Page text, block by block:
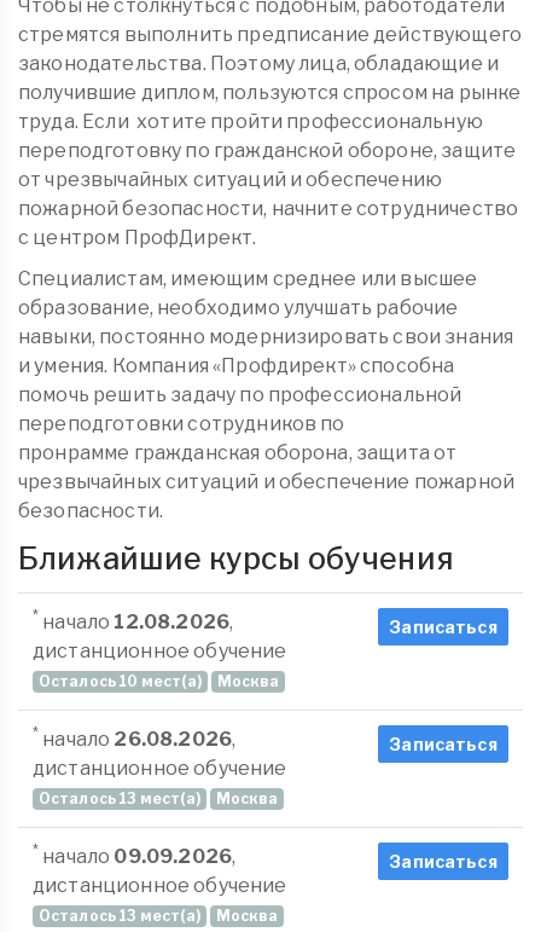
Чтобы не столкнуться с подобным, работодатели
стремятся выполнить предписание действующего
законодательства. Поэтому лица, обладающие и
получившие диплом, пользуются спросом на рынке
труда. Если хотите пройти профессиональную
переподготовку по гражданской обороне, защите
от чрезвычайных ситуаций и обеспечению
пожарной безопасности, начните сотрудничество
с центром ПрофДирект.
Специалистам, имеющим среднее или высшее
образование, необходимо улучшать рабочие
навыки, постоянно модернизировать свои знания
и умения. Компания «Профдирект» способна
помочь решить задачу по профессиональной
переподготовки сотрудников по
пронрамме гражданская оборона, защита от
чрезвычайных ситуаций и обеспечение пожарной
безопасности.
Ближайшие курсы обучения
* начало 12.08.2026,
дистанционное обучение
Осталось 10 мест(а) Москва
Записаться
* начало 26.08.2026,
дистанционное обучение
Осталось 13 мест(а) Москва
Записаться
* начало 09.09.2026,
дистанционное обучение
Осталось 13 мест(а) Москва
Записаться